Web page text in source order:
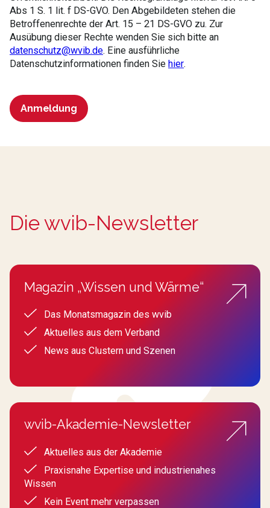
Abs 1 S. 1 lit. f DS-GVO. Den Abgebildeten stehen die
Betroffenenrechte der Art. 15 – 21 DS-GVO zu. Zur
Ausübung dieser Rechte wenden Sie sich bitte an
datenschutz@wvib.de. Eine ausführliche
Datenschutzinformationen finden Sie hier.
Anmeldung
Die wvib-Newsletter
Magazin „Wissen und Wärme“
Das Monatsmagazin des wvib
Aktuelles aus dem Verband
News aus Clustern und Szenen
wvib-Akademie-Newsletter
Aktuelles aus der Akademie
Praxisnahe Expertise und industrienahes
Wissen
Kein Event mehr verpassen